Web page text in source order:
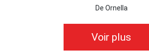
De Ornella
Voir plus